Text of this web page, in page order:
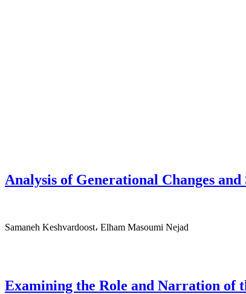
Analysis of Generational Changes
Samaneh Keshvardoost، Elham Masoumi Nejad
Examining the Role and Narration of